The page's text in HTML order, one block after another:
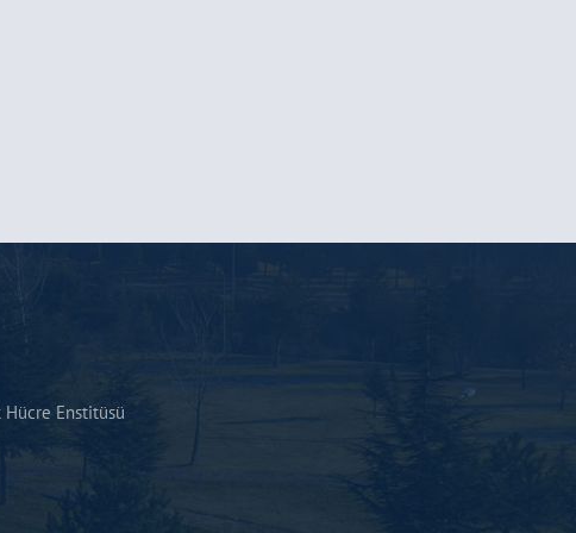
Enstitüsü